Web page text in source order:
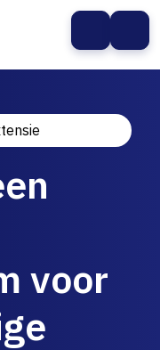
voor